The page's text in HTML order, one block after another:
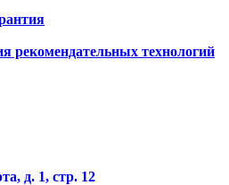
рекомендательных технологий
д. 1, стр. 12